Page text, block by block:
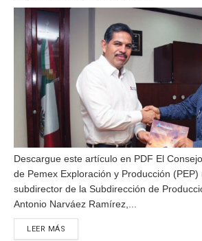
Descargue este artículo en PDF El
de Pemex Exploración y Producción
subdirector de la Subdirección de
Antonio Narváez Ramírez,...
LEER MÁS